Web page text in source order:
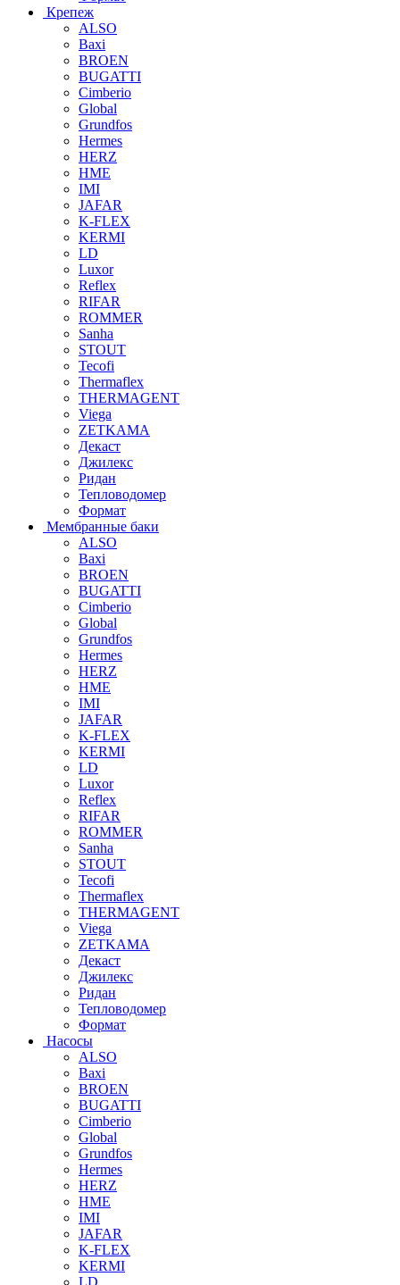
Крепеж
ALSO
Baxi
BROEN
BUGATTI
Cimberio
Global
Grundfos
Hermes
HERZ
HME
IMI
JAFAR
K-FLEX
KERMI
LD
Luxor
Reflex
RIFAR
ROMMER
Sanha
STOUT
Tecofi
Thermaflex
THERMAGENT
Viega
ZETKAMA
Декаст
Джилекс
Ридан
Тепловодомер
Формат
Мембранные баки
ALSO
Baxi
BROEN
BUGATTI
Cimberio
Global
Grundfos
Hermes
HERZ
HME
IMI
JAFAR
K-FLEX
KERMI
LD
Luxor
Reflex
RIFAR
ROMMER
Sanha
STOUT
Tecofi
Thermaflex
THERMAGENT
Viega
ZETKAMA
Декаст
Джилекс
Ридан
Тепловодомер
Формат
Насосы
ALSO
Baxi
BROEN
BUGATTI
Cimberio
Global
Grundfos
Hermes
HERZ
HME
IMI
JAFAR
K-FLEX
KERMI
LD